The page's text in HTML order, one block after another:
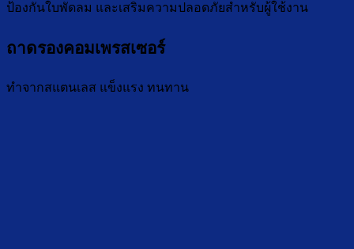
ป้องกันใบพัดลม และเสริมความปลอดภัยสำหรับผู้ใช้งาน
ถาดรองคอมเพรสเซอร์
ทำจากสแตนเลส แข็งแรง ทนทาน